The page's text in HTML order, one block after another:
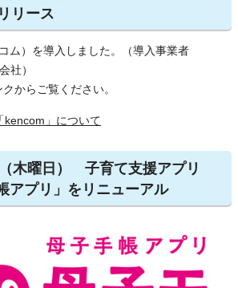
リース
ム）を導入しました。（導入事業者
社）
からご覧ください。
kencom」について
木曜日） 子育て支援アプリ
アプリ」をリニューアル